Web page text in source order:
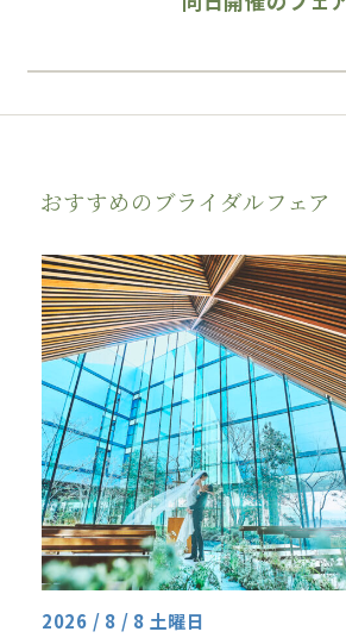
おすすめのブライダルフェア
2026 / 8 / 8 土曜日